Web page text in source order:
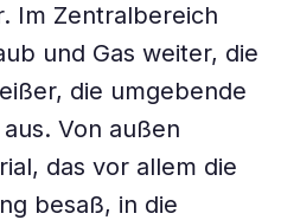
Im Zentralbereich
und Gas weiter, die
die umgebende
Von außen
das vor allem die
besaß, in die